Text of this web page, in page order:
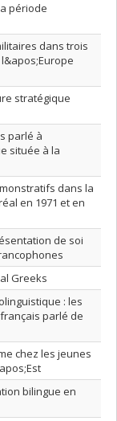
période
dans trois
stratégique
parlé à
située à la
dans la
en 1971 et en
de soi
Greeks
: les
parlé de
chez les jeunes
bilingue en